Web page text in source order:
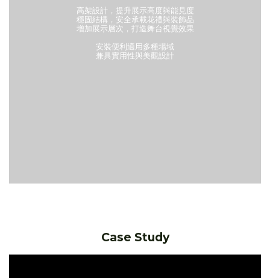
高架設計，提升展示高度與能見度
穩固結構，安全承載花禮與裝飾品
增加展示層次，打造舞台視覺效果
安裝便利適用多種場域
兼具實用性與美觀設計
Case Study